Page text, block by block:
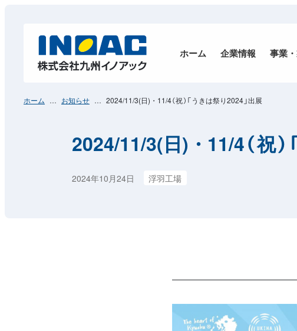
ホーム 企業情報 事業・
ホーム お知らせ 2024/11/3(日)・11/4（祝）「うきは祭り2024」出展
2024/11/3(日)・11/4（祝
2024年10月24日 浮羽工場